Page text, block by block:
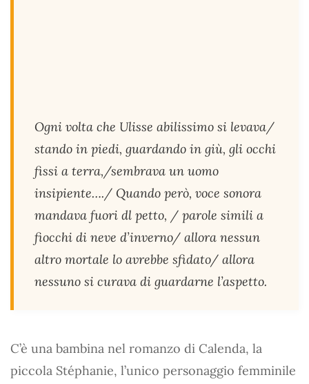
Ogni volta che Ulisse abilissimo si levava/
stando in piedi, guardando in giù, gli occhi
fissi a terra,/sembrava un uomo
insipiente…./ Quando però, voce sonora
mandava fuori dl petto, / parole simili a
fiocchi di neve d’inverno/ allora nessun
altro mortale lo avrebbe sfidato/ allora
nessuno si curava di guardarne l’aspetto.
C’è una bambina nel romanzo di Calenda, la
piccola Stéphanie, l’unico personaggio femminile